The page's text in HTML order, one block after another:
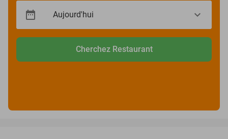
Cherchez Restaurant